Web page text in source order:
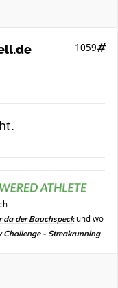
1059
der Bauchspeckund wo
Challenge - Streakrunning